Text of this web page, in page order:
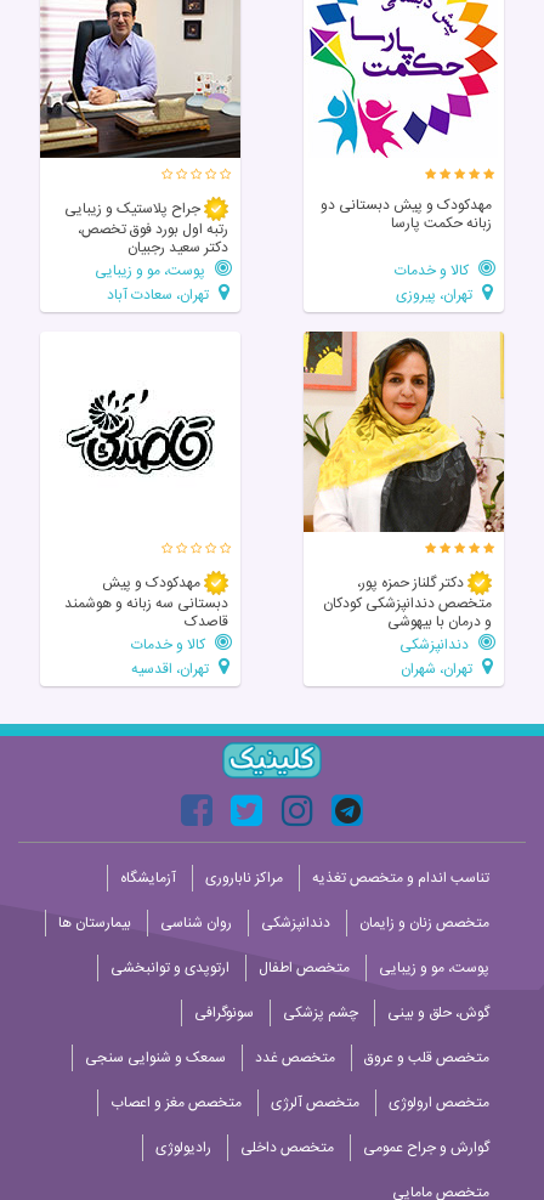
مهدکودک و پیش دبستانی دو
زبانه حکمت پارسا
کالا و خدمات
تهران، پیروزی
جراح پلاستیک و زیبایی
رتبه اول بورد فوق تخصص،
دکتر سعید رجبیان
پوست، مو و زیبایی
تهران، سعادت آباد
دکتر گلناز حمزه پور،
متخصص دندانپزشکی کودکان
و درمان با بیهوشی
دندانپزشکی
تهران، شهران
مهدکودک و پیش
دبستانی سه زبانه و هوشمند
قاصدک
کالا و خدمات
تهران، اقدسیه
تناسب اندام و متخصص تغذیه مراکز ناباروری
آزمایشگاه
متخصص زنان و زایمان
دندانپزشکی روان شناسی
بیمارستان ها
پوست، مو و زیبایی
متخصص اطفال
ارتوپدی و توانبخشی
گوش، حلق و بینی
چشم پزشکی
سونوگرافی
متخصص قلب و عروق
متخصص غدد
سمعک و شنوایی سنجی
متخصص ارولوژی
متخصص آلرژی
متخصص مغز و اعصاب
گوارش و جراح عمومی
متخصص داخلی
رادیولوژی
متخصص مامایی